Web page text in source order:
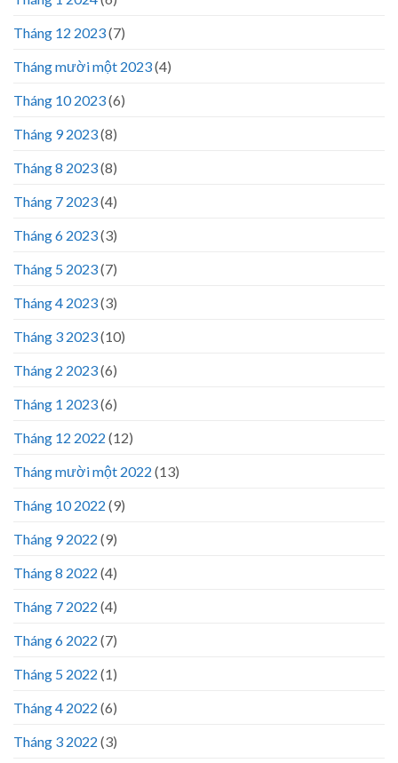
Tháng 12 2023(7)
Tháng mười một 2023(4)
Tháng 10 2023(6)
Tháng 9 2023(8)
Tháng 8 2023(8)
Tháng 7 2023(4)
Tháng 6 2023(3)
Tháng 5 2023(7)
Tháng 4 2023(3)
Tháng 3 2023(10)
Tháng 2 2023(6)
Tháng 1 2023(6)
Tháng 12 2022 (12)
Tháng mười một 2022 (13)
Tháng 10 2022 (9)
Tháng 9 2022 (9)
Tháng 8 2022 (4)
Tháng 7 2022 (4)
Tháng 6 2022 (7)
Tháng 5 2022 (1)
Tháng 4 2022 (6)
Tháng 3 2022 (3)